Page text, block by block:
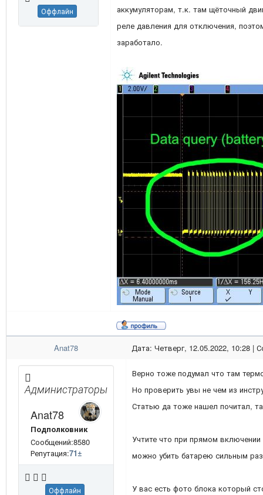
Оффлайн
аккумуляторам, т.к. там щёточный
реле давления для отключения,
заработало.
Anat78 Дата: Четверг, 12.05.2022, 10:28 |
Администраторы
Anat78
Подполковник
Сообщений:8580
Репутация:71±
Оффлайн
Верно тоже подумал что там
Но проверить увы не чем из
Статью да тоже нашел почитал,
Учтите что при прямом
можно убить батарею сильным
У вас есть фото блока который